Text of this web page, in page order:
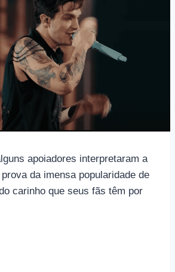
apoiadores interpretaram a
da imensa popularidade de
carinho que seus fãs têm por